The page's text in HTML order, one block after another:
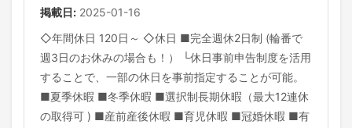
掲載日: 2025-01-16
◇年間休日 120日～ ◇休日 ■完全週休2日制 (輪番で
週3日のお休みの場合も！） └休日事前申告制度を活用
することで、一部の休日を事前指定することが可能。
■夏季休暇 ■冬季休暇 ■選択制長期休暇（最大12連休
の取得可 ) ■産前産後休暇 ■育児休暇 ■冠婚休暇 ■有